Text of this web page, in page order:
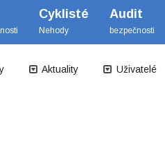
Cyklisté
Nehody
Audit
bezpečnosti
Aktuality Uživatelé